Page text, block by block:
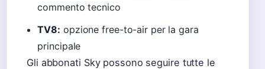
commento tecnico
TV8: opzione free-to-air per la gara
principale
Gli abbonati Sky possono seguire tutte le